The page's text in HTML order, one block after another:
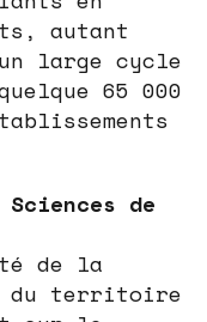
autant
large cycle
65 000
de
de la
du territoire